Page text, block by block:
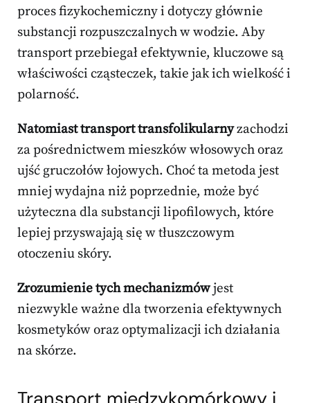
proces fizykochemiczny i dotyczy głównie
substancji rozpuszczalnych w wodzie. Aby
transport przebiegał efektywnie, kluczowe są
właściwości cząsteczek, takie jak ich wielkość i
polarność.
Natomiast transport transfolikularnyzachodzi
za pośrednictwem mieszków włosowych oraz
ujść gruczołów łojowych. Choć ta metoda jest
mniej wydajna niż poprzednie, może być
użyteczna dla substancji lipofilowych, które
lepiej przyswajają się w tłuszczowym
otoczeniu skóry.
Zrozumienie tych mechanizmówjest
niezwykle ważne dla tworzenia efektywnych
kosmetyków oraz optymalizacji ich działania
na skórze.